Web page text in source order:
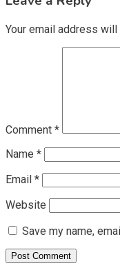
Your email address
Comment *
Name *
Email *
Website
Save my name,